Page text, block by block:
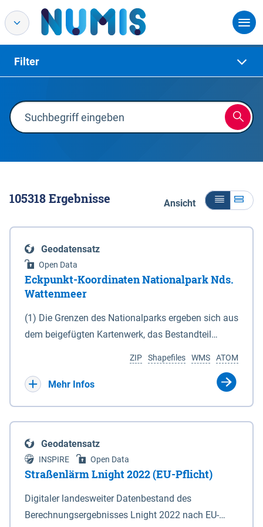
Filter
105318Ergebnisse Ansicht
Geodatensatz
Open Data
Eckpunkt-Koordinaten Nationalpark Nds.
Wattenmeer
(1) Die Grenzen des Nationalparks ergeben sich aus
dem beigefügten Kartenwerk, das Bestandteil
(DTK) im Maßstab 1 : 100 000 (Anlage 2), 2.
verkleinerte Amtliche Karte 1 : 5 000 (AK5) im
projizierte Koordinaten im Europäischen
Terrestrischen Referenzsystem 1989 (ETRS 89) mit
der Universalen Transversalen Mercator-Abbildung
bezogen auf die Zone 32 N (UTM 32N) dargestellt
(Anlage 4); Gleiches gilt für die geografischen
ATOM
WMS
Shapefiles
ZIP
Mehr Infos
Geodatensatz
INSPIRE Open Data
Straßenlärm Lnight 2022 (EU-Pflicht)
Digitaler landesweiter Datenbestand des
Berechnungsergebnisses Lnight 2022 nach EU-